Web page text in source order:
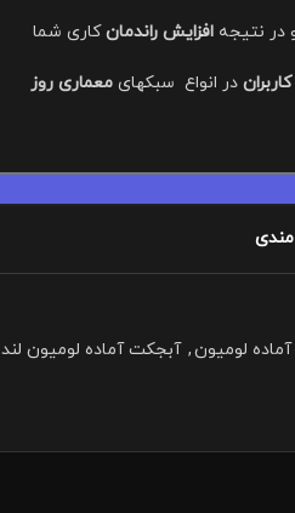
در نتیجه افزایش راندمانکاری شما
در انواع سبکهای معماری روز
مندی
لومیون, آبجکت آماده لومیون لند